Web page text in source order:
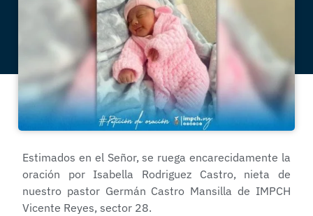
Estimados en el Señor, se ruega encarecidamente la
oración por Isabella Rodriguez Castro, nieta de
nuestro pastor Germán Castro Mansilla de IMPCH
Vicente Reyes, sector 28.